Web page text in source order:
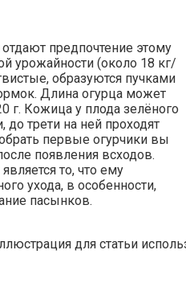
предпочтение этому
урожайности (около 18 кг/
образуются пучками
Длина огурца может
г. Кожица у плода зелёного
до трети на ней проходят
первые огурчики вы
появления всходов.
то, что ему
ухода, в особенности,
пасынков.
для статьи